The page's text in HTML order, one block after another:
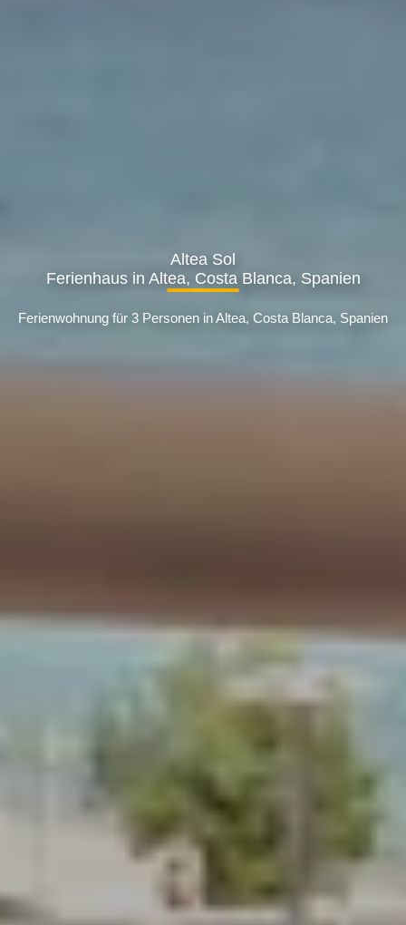
Altea Sol
Ferienhaus in Altea, Costa Blanca, Spanien
Ferienwohnung für 3 Personen in Altea, Costa Blanca, Spanien